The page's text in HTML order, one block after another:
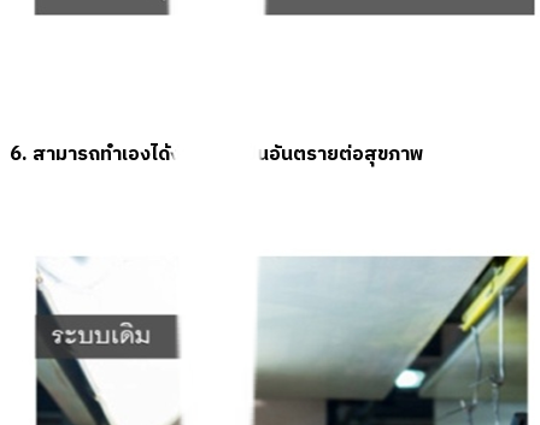
6. สามารถทำเองได้ง่ายๆ ไม่เป็นอันตรายต่อสุขภาพ